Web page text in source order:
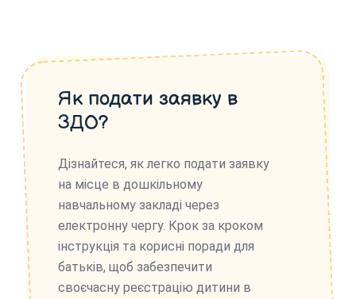
Як подати заявку в
ЗДО?
Дізнайтеся, як легко подати заявку
на місце в дошкільному
навчальному закладі через
електронну чергу. Крок за кроком
інструкція та корисні поради для
батьків, щоб забезпечити
своєчасну реєстрацію дитини в